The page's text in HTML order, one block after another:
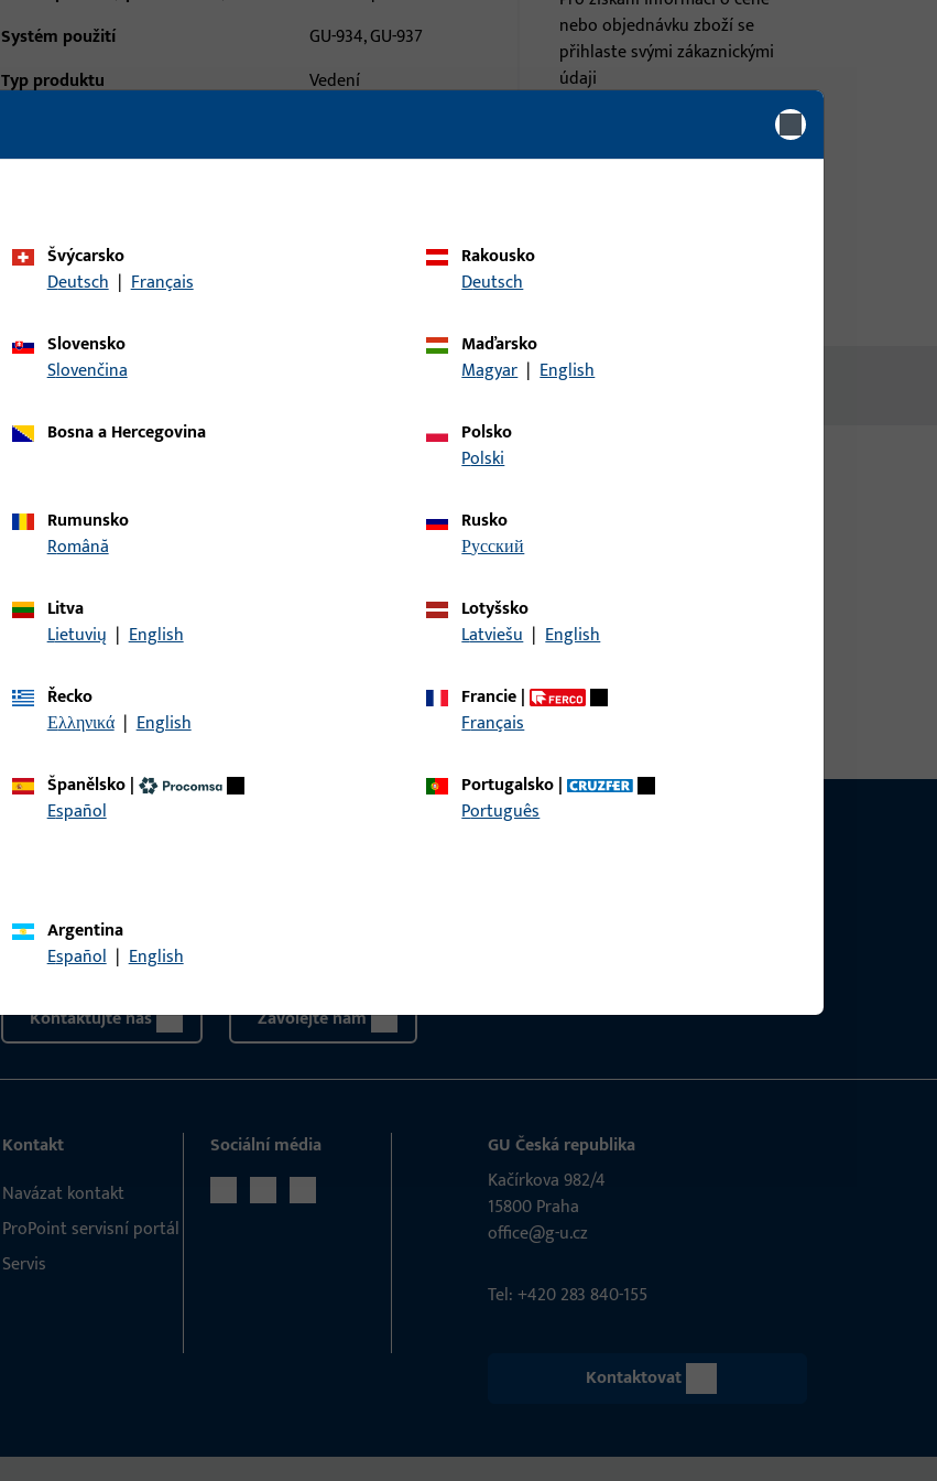
Systém použití
GU-934, GU-937
Typ produktu
Vedení
Hmotnost brutto
3,965 G
Minimální objednací jednotka
nebo objednávku zboží se
přihlaste svými zákaznickými
údaji
KONTAKT
Náš servisní tým vám rád pomůže se všemi dotazy týkajícími se produktů, aplikací a projektů. Stačí nás
kontaktovat telefonicky nebo e-mailem.
Kontaktujte nás Zavolejte nám
Švýcarsko
Deutsch | Français
Rakousko
Deutsch
Slovensko
Slovenčina
Maďarsko
Magyar | English
Bosna a Hercegovina
Polsko
Polski
Rumunsko
Română
Rusko
русский
Litva
Lietuvių | English
Lotyšsko
Latviešu | English
Řecko
Ελληνικά | English
Francie|
Français
Španělsko|
Español
Portugalsko|
Português
Argentina
Español | English
Kontakt
Navázat kontakt
ProPoint servisní portál
Servis
Sociální média
GU Česká republika
Kačírkova 982/4
15800 Praha
office@g-u.cz
Tel: +420 283 840-155
Kontaktovat